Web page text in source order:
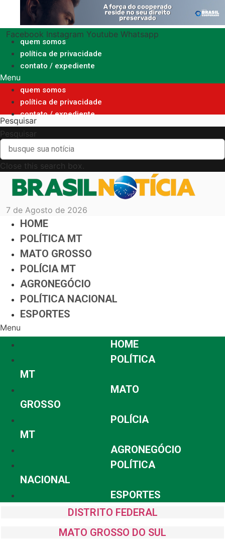
o
conteúdo
Facebook Instagram Youtube Whatsapp
quem somos
política de privacidade
contato / expediente
Menu
quem somos
política de privacidade
contato / expediente
Pesquisar
Pesquisar
Close this search box.
7 de Agosto de 2026
HOME
POLÍTICA MT
MATO GROSSO
POLÍCIA MT
AGRONEGÓCIO
POLÍTICA NACIONAL
ESPORTES
Menu
HOME
POLÍTICA
MT
MATO
GROSSO
POLÍCIA
MT
AGRONEGÓCIO
POLÍTICA
NACIONAL
ESPORTES
DISTRITO FEDERAL
MATO GROSSO DO SUL